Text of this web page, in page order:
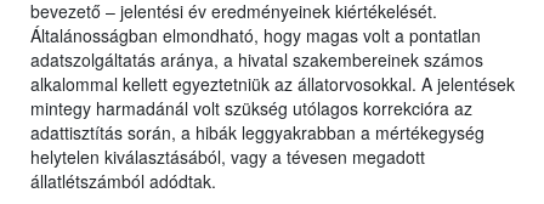
bevezető – jelentési év eredményeinek kiértékelését.
Általánosságban elmondható, hogy magas volt a pontatlan
adatszolgáltatás aránya, a hivatal szakembereinek számos
alkalommal kellett egyeztetniük az állatorvosokkal. A jelentések
mintegy harmadánál volt szükség utólagos korrekcióra az
adattisztítás során, a hibák leggyakrabban a mértékegység
helytelen kiválasztásából, vagy a tévesen megadott
állatlétszámból adódtak.